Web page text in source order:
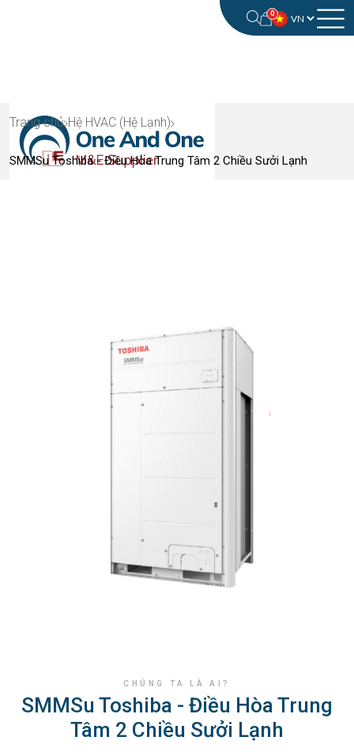
0
Trang chủ Hệ HVAC (Hệ Lạnh)
SMMSu Toshiba - Điều Hòa Trung Tâm 2 Chiều Sưởi Lạnh
CHÚNG TA LÀ AI?
SMMSu Toshiba - Điều Hòa Trung
Tâm 2 Chiều Sưởi Lạnh